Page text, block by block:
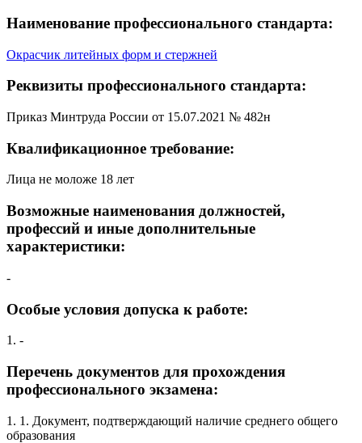
Наименование профессионального стандарта:
Окрасчик литейных форм и стержней
Реквизиты профессионального стандарта:
Приказ Минтруда России от 15.07.2021 № 482н
Квалификационное требование:
Лица не моложе 18 лет
Возможные наименования должностей,
профессий и иные дополнительные
характеристики:
-
Особые условия допуска к работе:
1. -
Перечень документов для прохождения
профессионального экзамена:
1. 1. Документ, подтверждающий наличие среднего общего
образования